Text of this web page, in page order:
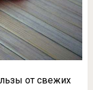
от свежих